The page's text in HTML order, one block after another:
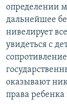
определении
дальнейшее
нивелирует
увидеться с
оказывают
права